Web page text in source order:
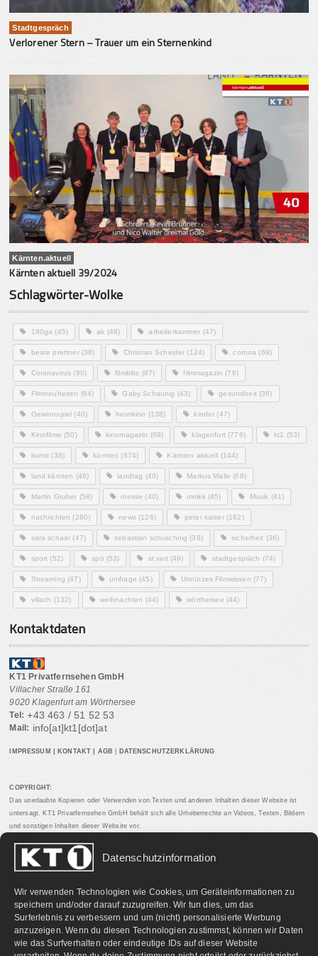
Datenschutzinformation
Wir verwenden Technologien wie Cookies, um Geräteinformationen zu
speichern und/oder darauf zuzugreifen. Wir tun dies, um das
Surferlebnis zu verbessern und um (nicht) personalisierte Werbung
anzuzeigen. Wenn du diesen Technologien zustimmst, können wir Daten
wie das Surfverhalten oder eindeutige IDs auf dieser Website
Stadtgespräch
Verlorener Stern – Trauer um ein Sternenkind
Kärnten.aktuell
Kärnten aktuell 39/2024
Schlagwörter-Wolke
180ga (45) ak (48) arbeiterkammer (47)
beate prettner(38) Christian Scheider (124) corona (69)
Coronavirus (90) filmblitz (87) filmmagazin (76)
Filmneuheiten (64) Gaby Schaunig (43) gesundheit(36)
Gewinnspiel (40) heimkino (138) kinder (47)
Kinofilme (50) kinomagazin (69) klagenfurt(776) kt1 (53)
kunst (38) kärnten (674) Kärnten aktuell (144)
land kärnten (46) landtag (49) Markus Malle (68)
Martin Gruber (58) messe (40) mmkk(45) Musik (41)
nachrichten (280) news(126) peter kaiser(162)
sara schaar (47) sebastian schuschnig (38) sicherheit (36)
sport (52) spö (53) st.veit(49) stadtgespräch (74)
Streaming (47) umfrage (45) Unnützes Filmwissen (77)
villach (132) weihnachten (44) wörthersee (44)
Kontaktdaten
KT1 Privatfernsehen GmbH
Villacher Straße 161
9020 Klagenfurt am Wörthersee
Tel: +43 463 / 51 52 53
Mail: info[at]kt1[dot]at
IMPRESSUM KONTAKT AGB DATENSCHUTZERKLÄRUNG
COPYRIGHT:
Das unerlaubte Kopieren oder Verwenden von Texten und anderen Inhalten dieser Website ist
untersagt. KT1 Privatfernsehen GmbH behält sich alle Urheberrechte an Videos, Texten, Bildern
und sonstigen Inhalten dieser Website vor.
PARTNERLINKS: